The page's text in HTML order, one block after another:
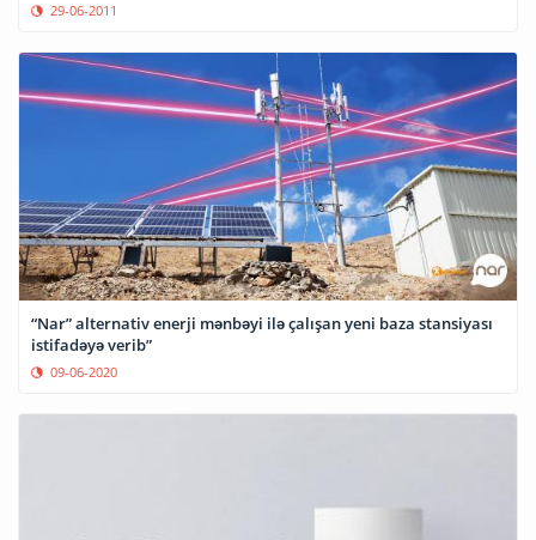
29-06-2011
“Nar” alternativ enerji mənbəyi ilə çalışan yeni baza stansiyası
istifadəyə verib”
09-06-2020